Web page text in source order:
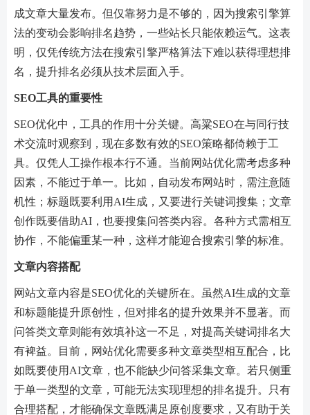
成文章大量发布。但仅靠努力是不够的，因为搜索引擎算
法的变动会影响排名趋势，一些站长只能依赖运气。这表
明，仅凭传统方法在搜索引擎严格算法下难以获得理想排
名，提升排名必须从技术层面入手。
SEO工具的重要性
SEO优化中，工具的作用十分关键。高粱SEO在与同行技
术交流时观察到，现在多数有效的SEO策略都倚赖于工
具。仅凭人工操作根本行不通。当前网站优化需考虑多种
因素，不能过于单一。比如，自动发布网站时，需注意随
机性；标题既要利用AI生成，又要进行关键词搜集；文章
创作既要借助AI，也要搜集问答类内容。各种方式需相互
协作，不能偏重某一种，这样才能迎合搜索引擎的标准。
文章内容搭配
网站文章内容是SEO优化的关键所在。虽然AI生成的文章
和标题能提升原创性，但对排名的提升效果并不显著。而
问答类文章则能有效填补这一不足，对提高关键词排名大
有裨益。目前，网站优化需要多种文章类型相互配合，比
如既要使用AI文章，也不能缺少问答采集文章。若只侧重
于单一类型的文章，可能无法实现理想的排名提升。只有
合理搭配，才能确保文章既满足原创度要求，又有助于关